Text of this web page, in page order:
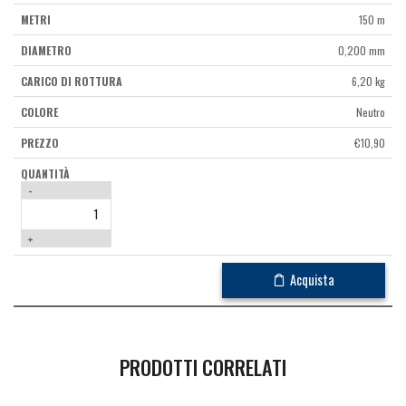
150 m
0,200 mm
6,20 kg
Neutro
€10,90
-
+
Acquista
PRODOTTI CORRELATI